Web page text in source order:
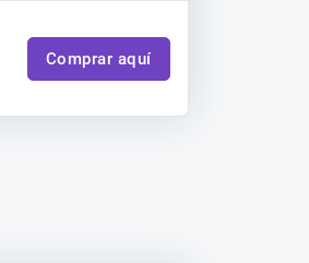
Comprar aquí